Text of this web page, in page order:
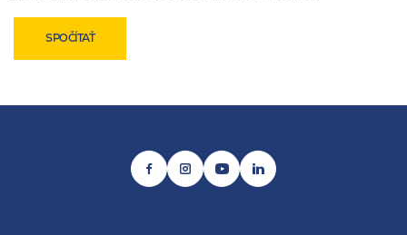
SPOČÍTAŤ